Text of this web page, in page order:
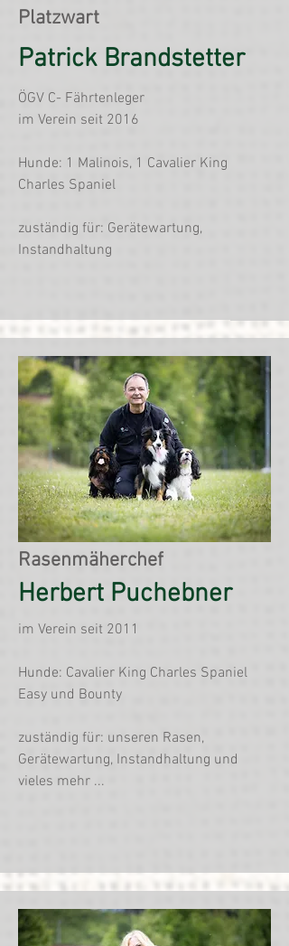
Platzwart
Patrick Brandstetter
ÖGV C- Fährtenleger
im Verein seit 2016
Hunde: 1 Malinois, 1 Cavalier King
Charles Spaniel
zuständig für: Gerätewartung,
Instandhaltung
Rasenmäherchef
Herbert Puchebner
im Verein seit 2011
Hunde: Cavalier King Charles Spaniel
Easy und Bounty
zuständig für: unseren Rasen,
Gerätewartung, Instandhaltung und
vieles mehr ...